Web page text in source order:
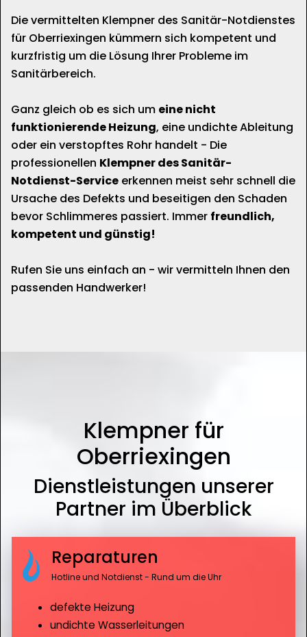
Die vermittelten Klempner des Sanitär-Notdienstes
für Oberriexingen kümmern sich kompetent und
kurzfristig um die Lösung Ihrer Probleme im
Sanitärbereich.
Ganz gleich ob es sich um eine nicht
funktionierende Heizung, eine undichte Ableitung
oder ein verstopftes Rohr handelt - Die
professionellen Klempner des Sanitär-
Notdienst-Service erkennen meist sehr schnell die
Ursache des Defekts und beseitigen den Schaden
bevor Schlimmeres passiert. Immer freundlich,
kompetent und günstig!
Rufen Sie uns einfach an - wir vermitteln Ihnen den
passenden Handwerker!
Klempner für
Oberriexingen
Dienstleistungen unserer
Partner im Überblick
Reparaturen
Hotline und Notdienst - Rund um die Uhr
defekte Heizung
undichte Wasserleitungen